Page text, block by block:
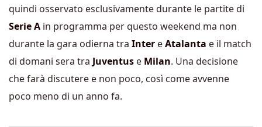
quindi osservato esclusivamente durante le partite di
Serie A in programma per questo weekend ma non
durante la gara odierna tra Inter eAtalanta e il match
di domani sera tra Juventus e Milan. Una decisione
che farà discutere e non poco, così come avvenne
poco meno di un anno fa.